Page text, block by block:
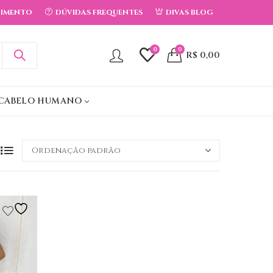
DÚVIDAS FREQUENTES DIVAS BLOG
0 0 R$ 0,00
HUMANO